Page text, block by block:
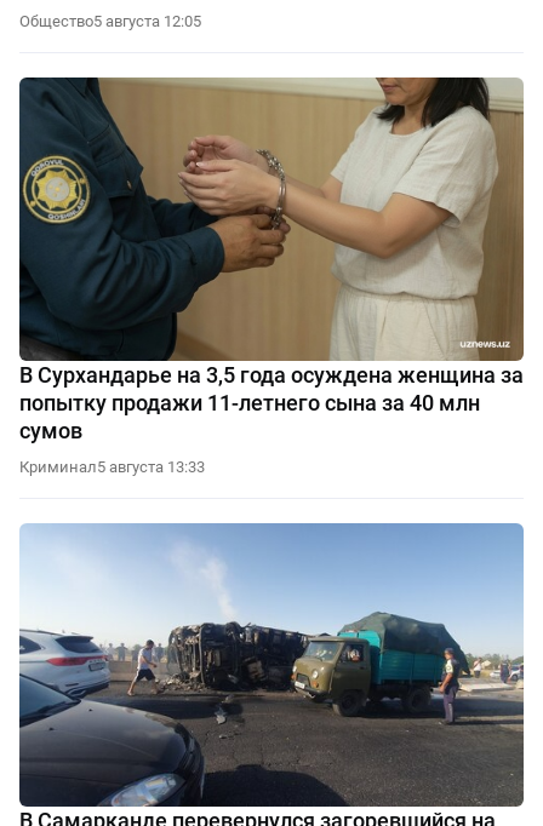
Общество5 августа 12:05
В Сурхандарье на 3,5 года осуждена женщина за
попытку продажи 11-летнего сына за 40 млн
сумов
Криминал5 августа 13:33
В Самарканде перевернулся загоревшийся на